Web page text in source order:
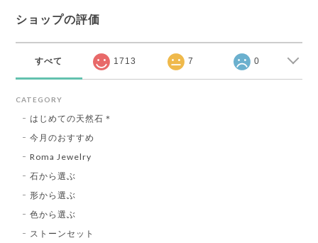
ショップの評価
すべて 1713 7 0
CATEGORY
はじめての天然石＊
今月のおすすめ
Roma Jewelry
石から選ぶ
形から選ぶ
色から選ぶ
ストーンセット